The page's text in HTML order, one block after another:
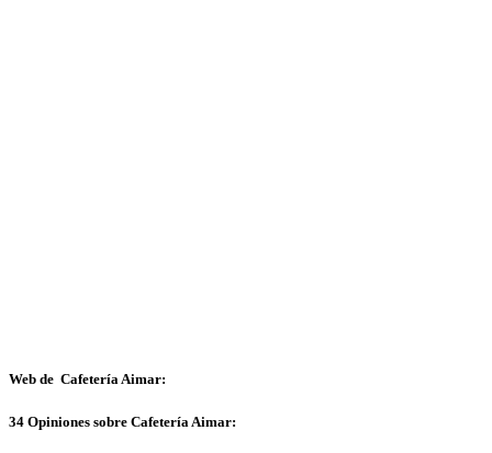
Web de Cafetería Aimar:
34 Opiniones sobre Cafetería Aimar: